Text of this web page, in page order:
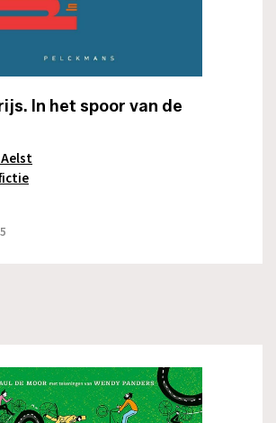
In het spoor van de
Aelst